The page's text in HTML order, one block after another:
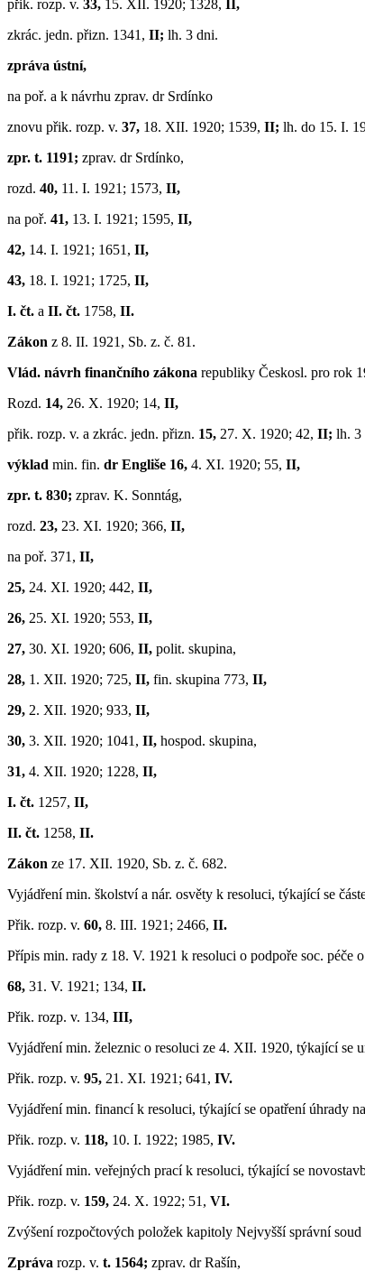
přik. rozp. v. 33, 15. XII. 1920; 1328,
II,
zkrác. jedn. přizn. 1341, II; lh. 3 dni.
zpráva ústní,
na poř. a k návrhu zprav. dr Srdínko
znovu přik. rozp. v. 37, 18. XII. 1920; 1539, II; lh. do 15. I.
zpr. t. 1191; zprav. dr Srdínko,
rozd. 40, 11. I. 1921; 1573, II,
na poř. 41, 13. I. 1921; 1595, II,
42, 14. I. 1921; 1651, II,
43, 18. I. 1921; 1725, II,
I. čt. a II. čt. 1758, II.
Zákon z 8. II. 1921, Sb. z. č. 81.
Vlád. návrh finančního zákona republiky Českosl. pro rok
Rozd. 14, 26. X. 1920; 14, II,
přik. rozp. v. a zkrác. jedn. přizn. 15, 27. X. 1920; 42, II; lh. 3
výklad min. fin. dr Engliše 16, 4. XI. 1920; 55, II,
zpr. t. 830; zprav. K. Sonntág,
rozd. 23, 23. XI. 1920; 366, II,
na poř. 371, II,
25, 24. XI. 1920; 442, II,
26, 25. XI. 1920; 553, II,
27, 30. XI. 1920; 606, II, polit. skupina,
28, 1. XII. 1920; 725, II, fin. skupina 773, II,
29, 2. XII. 1920; 933, II,
30, 3. XII. 1920; 1041, II, hospod. skupina,
31, 4. XII. 1920; 1228, II,
I. čt. 1257, II,
II. čt. 1258, II.
Zákon ze 17. XII. 1920, Sb. z. č. 682.
Vyjádření min. školství a nár. osvěty k resoluci, týkající se
Přik. rozp. v. 60, 8. III. 1921; 2466, II.
Přípis min. rady z 18. V. 1921 k resoluci o podpoře soc. péče
68, 31. V. 1921; 134, II.
Přik. rozp. v. 134, III,
Vyjádření min. železnic o resoluci ze 4. XII. 1920, týkající se
Přik. rozp. v. 95, 21. XI. 1921; 641, IV.
Vyjádření min. financí k resoluci, týkající se opatření úhrady
Přik. rozp. v. 118, 10. I. 1922; 1985, IV.
Vyjádření min. veřejných prací k resoluci, týkající se
Přik. rozp. v. 159, 24. X. 1922; 51, VI.
Zvýšení rozpočtových položek kapitoly Nejvyšší správní soud
Zpráva rozp. v. t. 1564; zprav. dr Rašín,